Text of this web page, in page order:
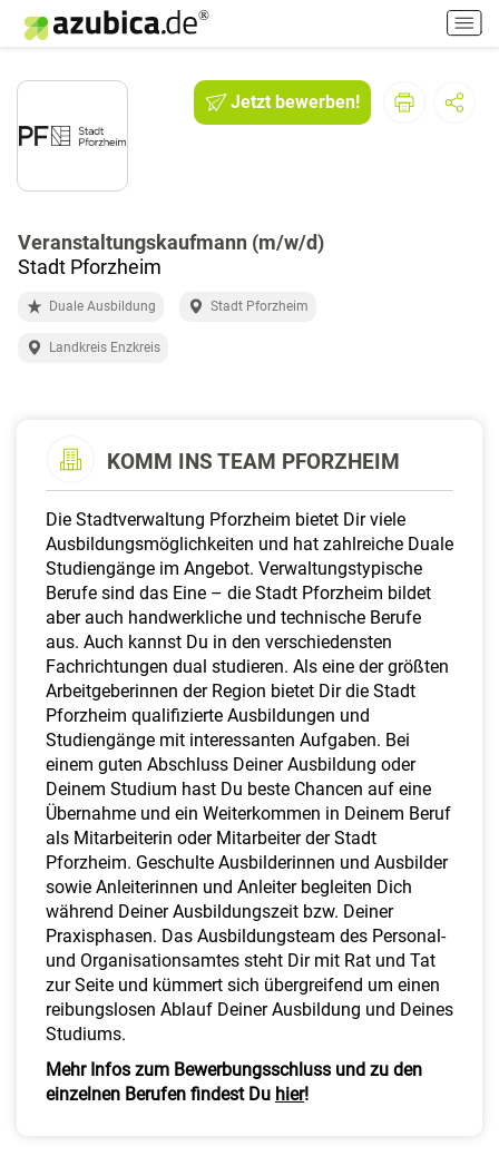
H
a
p
h
Jetzt bewerben!
Veranstaltungskaufmann (m/w/d)
Stadt Pforzheim
Duale Ausbildung Stadt Pforzheim
Landkreis Enzkreis
KOMM INS TEAM PFORZHEIM
Die Stadtverwaltung Pforzheim bietet Dir viele
Ausbildungsmöglichkeiten und hat zahlreiche Duale
Studiengänge im Angebot. Verwaltungstypische
Berufe sind das Eine – die Stadt Pforzheim bildet
aber auch handwerkliche und technische Berufe
aus. Auch kannst Du in den verschiedensten
Fachrichtungen dual studieren. Als eine der größten
Arbeitgeberinnen der Region bietet Dir die Stadt
Pforzheim qualifizierte Ausbildungen und
Studiengänge mit interessanten Aufgaben. Bei
einem guten Abschluss Deiner Ausbildung oder
Deinem Studium hast Du beste Chancen auf eine
Übernahme und ein Weiterkommen in Deinem Beruf
als Mitarbeiterin oder Mitarbeiter der Stadt
Pforzheim. Geschulte Ausbilderinnen und Ausbilder
sowie Anleiterinnen und Anleiter begleiten Dich
während Deiner Ausbildungszeit bzw. Deiner
Praxisphasen. Das Ausbildungsteam des Personal-
und Organisationsamtes steht Dir mit Rat und Tat
zur Seite und kümmert sich übergreifend um einen
reibungslosen Ablauf Deiner Ausbildung und Deines
Studiums.
Mehr Infos zum Bewerbungsschluss und zu den
einzelnen Berufen findest Du hier!